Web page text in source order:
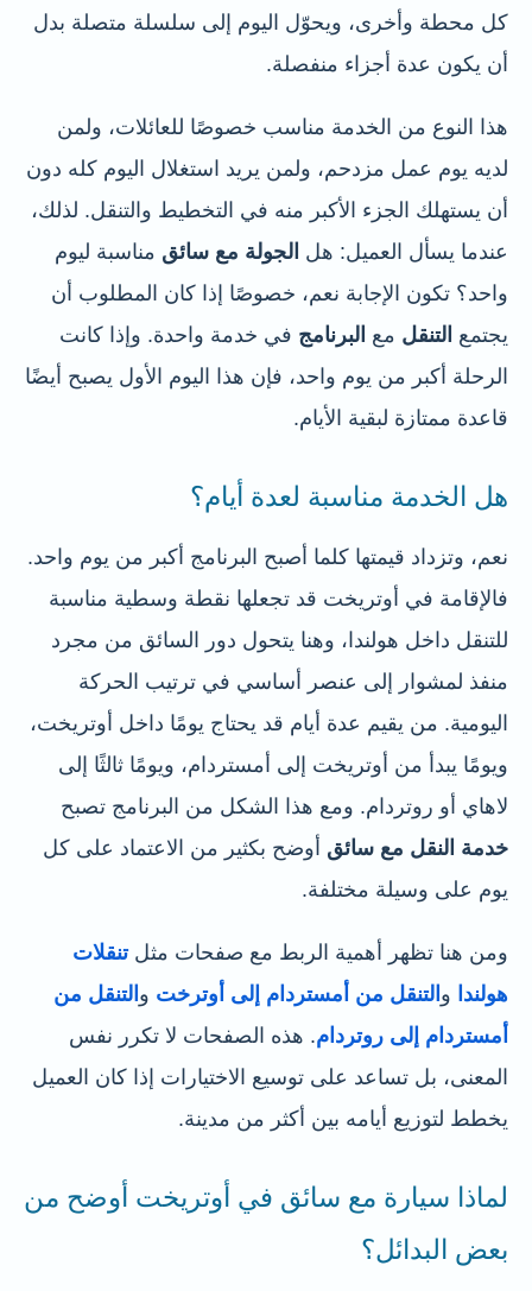
كل محطة وأخرى، ويحوّل اليوم إلى سلسلة متصلة بدل
أن يكون عدة أجزاء منفصلة.
هذا النوع من الخدمة مناسب خصوصًا للعائلات، ولمن
لديه يوم عمل مزدحم، ولمن يريد استغلال اليوم كله دون
أن يستهلك الجزء الأكبر منه في التخطيط والتنقل. لذلك،
عندما يسأل العميل: هل الجولة مع سائق مناسبة ليوم
واحد؟ تكون الإجابة نعم، خصوصًا إذا كان المطلوب أن
يجتمع التنقل مع البرنامج في خدمة واحدة. وإذا كانت
الرحلة أكبر من يوم واحد، فإن هذا اليوم الأول يصبح أيضًا
قاعدة ممتازة لبقية الأيام.
هل الخدمة مناسبة لعدة أيام؟
نعم، وتزداد قيمتها كلما أصبح البرنامج أكبر من يوم واحد.
فالإقامة في أوتريخت قد تجعلها نقطة وسطية مناسبة
للتنقل داخل هولندا، وهنا يتحول دور السائق من مجرد
منفذ لمشوار إلى عنصر أساسي في ترتيب الحركة
اليومية. من يقيم عدة أيام قد يحتاج يومًا داخل أوتريخت،
ويومًا يبدأ من أوتريخت إلى أمستردام، ويومًا ثالثًا إلى
لاهاي أو روتردام. ومع هذا الشكل من البرنامج تصبح
خدمة النقل مع سائق أوضح بكثير من الاعتماد على كل
يوم على وسيلة مختلفة.
ومن هنا تظهر أهمية الربط مع صفحات مثلتنقلات
هولندا و التنقل من أمستردام إلى أوترخت و التنقل من
أمستردام إلى روتردام. هذه الصفحات لا تكرر نفس
المعنى، بل تساعد على توسيع الاختيارات إذا كان العميل
يخطط لتوزيع أيامه بين أكثر من مدينة.
لماذا سيارة مع سائق في أوتريخت أوضح من
بعض البدائل؟